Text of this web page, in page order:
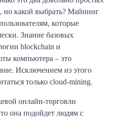
но какой выбрать? Майнинг
которые
Знание базовых
blockchain и
компьютера – это
Исключением из этого
только cloud-mining.
онлайн-торговли
она подойдет людям с